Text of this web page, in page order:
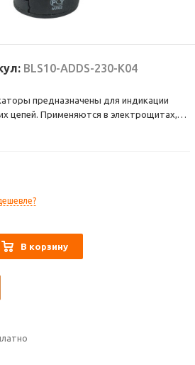
BLS10-ADDS-230-K04
предназначены для индикации
цепей. Применяются в электрощитах,
и на объектах энергоснабжения.
В корзину